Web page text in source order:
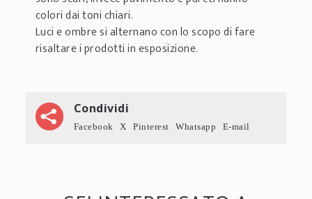
colori dai toni chiari.
Luci e ombre si alternano con lo scopo di fare
risaltare i prodotti in esposizione.
Condividi
Facebook X Pinterest Whatsapp E-mail